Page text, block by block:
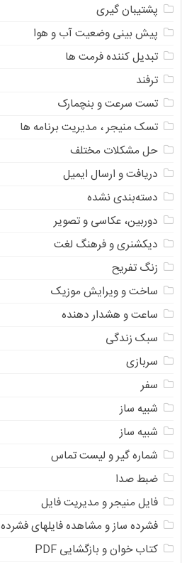
پشتیبان گیری
پیش بینی وضعیت آب و هوا
تبدیل کننده فرمت ها
ترفند
تست سرعت و بنچمارک
تسک منیجر ، مدیریت برنامه ها
حل مشکلات مختلف
دریافت و ارسال ایمیل
دسته‌بندی نشده
دوربین، عکاسی و تصویر
دیکشنری و فرهنگ لغت
زنگ تفریح
ساخت و ویرایش موزیک
ساعت و هشدار دهنده
سبک زندگی
سربازی
سفر
شبیه ساز
شبیه ساز
شماره گیر و لیست تماس
ضبط صدا
فایل منیجر و مدیریت فایل
فشرده ساز و مشاهده فایلهای فشرده
کتاب خوان و بازگشایی PDF